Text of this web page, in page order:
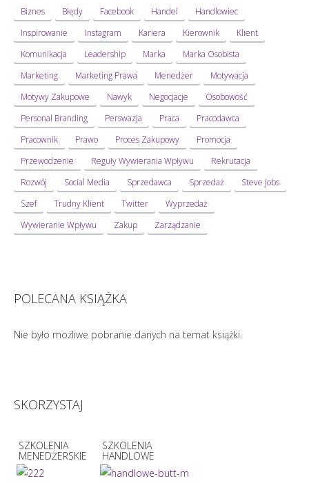
Biznes Błędy Facebook Handel
Handlowiec
Inspirowanie
Instagram Kariera Kierownik
Klient
Komunikacja
Leadership Marka
Marka Osobista
Marketing
Marketing Prawa Menedżer
Motywacja
Motywy Zakupowe
Nawyk Negocjacje
Osobowość
Personal Branding
Perswazja Praca
Pracodawca
Pracownik
Prawo Proces Zakupowy
Promocja
Przewodzenie
Reguły Wywierania Wpływu
Rekrutacja
Rozwój
Social Media Sprzedawca Sprzedaż
Steve Jobs
Szef
Trudny Klient Twitter
Wyprzedaż
Wywieranie Wpływu
Zakup Zarządzanie
POLECANA KSIĄŻKA
Nie było możliwe pobranie danych na temat książki.
SKORZYSTAJ
SZKOLENIA
MENEDŻERSKIE
SZKOLENIA
HANDLOWE